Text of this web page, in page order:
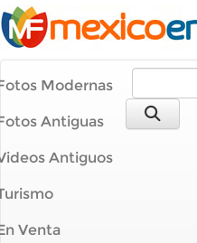
Modernas
Antiguas
Antiguos
Venta